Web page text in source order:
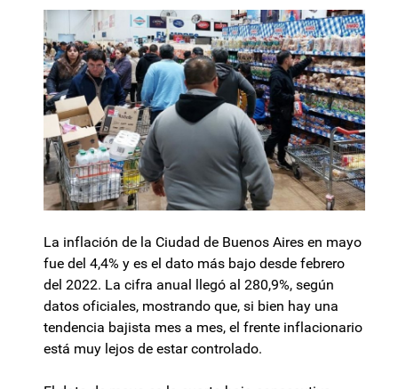
La inflación de la Ciudad de Buenos Aires en mayo
fue del 4,4% y es el dato más bajo desde febrero
del 2022. La cifra anual llegó al 280,9%, según
datos oficiales, mostrando que, si bien hay una
tendencia bajista mes a mes, el frente inflacionario
está muy lejos de estar controlado.